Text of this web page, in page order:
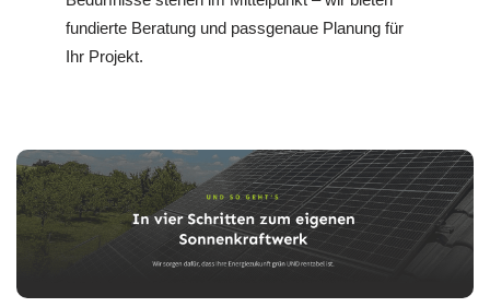
fundierte Beratung und passgenaue Planung für
Ihr Projekt.